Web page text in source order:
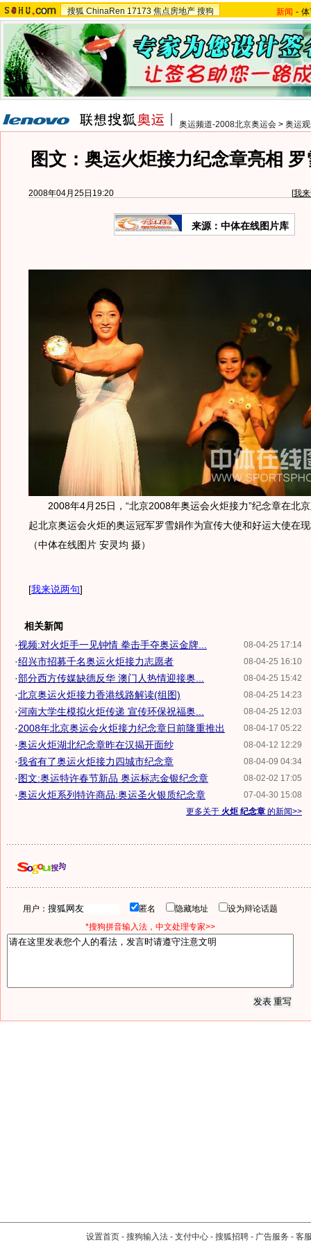
搜狐 ChinaRen 17173 焦点房地产 搜狗 新闻 -
奥运频道-2008北京奥运会 > 奥运
图文：奥运火炬接力纪念章亮相
2008年04月25日19:20 [我
来源：中体在线图片库
2008年4月25日，“北京2008年奥运会火炬接力”纪念章在北
起北京奥运会火炬的奥运冠军罗雪娟作为宣传大使和好运大使在
（中体在线图片 安灵均 摄）
[我来说两句]
相关新闻
08-04-25 17:14
·视频:对火炬手一见钟情 拳击手夺奥运金牌...
08-04-25 16:10
·绍兴市招募千名奥运火炬接力志愿者
08-04-25 15:42
·部分西方传媒缺德反华 澳门人热情迎接奥...
08-04-25 14:23
·北京奥运火炬接力香港线路解读(组图)
08-04-25 12:03
·河南大学生模拟火炬传递 宣传环保祝福奥...
08-04-17 05:22
·2008年北京奥运会火炬接力纪念章日前隆重推出
08-04-12 12:29
·奥运火炬湖北纪念章昨在汉揭开面纱
08-04-09 04:34
·我省有了奥运火炬接力四城市纪念章
08-02-02 17:05
·图文:奥运特许春节新品 奥运标志金银纪念章
07-04-30 15:08
·奥运火炬系列特许商品:奥运圣火银质纪念章
更多关于 火炬 纪念章 的新闻>>
用户： 匿名 隐藏地址
设为辩论话题
*搜狗拼音输入法，中文处理专家>>
设置首页 - 搜狗输入法 - 支付中心 - 搜狐招聘 - 广告服务 - 客